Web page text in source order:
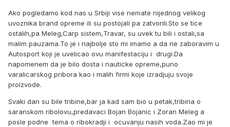
Ako pogledamo kod nas u Srbiji vise nemate nijednog velikog
uvoznika brand opreme ili su postojali pa zatvorili.Sto se tice
ostalih,pa Meleg,Carp sistem,Travar, su uvek tu bili i ostali,sa
malim pauzama.To je i najbolje sto mi imamo a da ne zaboravim u
Autosport koji je uvelicao ovu manifestaciju i drugi.Da
napomenem da je bilo dosta i nauticke opreme,puno
varalicarskog pribora kao i malih firmi koje izradjuju svoje
proizvode.
Svaki dan su bile tribine,bar ja kad sam bio u petak,tribina o
saranskom ribolovu,predavaci Bojan Bojanic i Zoran Meleg a
posle podne tema o ribokradji i ocuvanju nasih voda.Zao mi je